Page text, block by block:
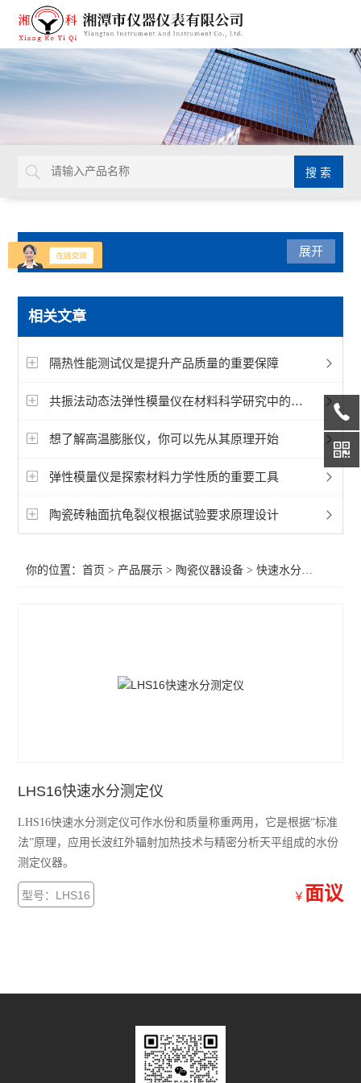
产品分类
陶瓷仪器设备
快速水分测定仪
磨耗仪
陶瓷砖釉面抗龟裂仪
陶瓷砖成品检测仪
陶瓷硅酸盐制品检测仪
卫生陶瓷检测仪器
展开
相关文章
隔热性能测试仪是提升产品质量的重要保障
共振法动态法弹性模量仪在材料科学研究中的应用
想了解高温膨胀仪，你可以先从其原理开始
弹性模量仪是探索材料力学性质的重要工具
陶瓷砖釉面抗龟裂仪根据试验要求原理设计
你的位置：首页 > 产品展示 > 陶瓷仪器设备 >快速水分测定仪
LHS16快速水分测定仪
LHS16快速水分测定仪可作水份和质量称重两用，它是根据“标准
法”原理，应用长波红外辐射加热技术与精密分析天平组成的水份
测定仪器。
型号：LHS16 ￥ 面议